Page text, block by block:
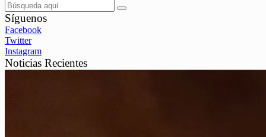
Síguenos
Facebook
Twitter
Instagram
Noticias Recientes